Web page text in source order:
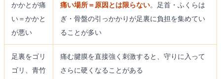
かかとが痛
い＝かかと
が悪い
痛い場所＝原因とは限らない。足首・ふくらは
ぎ・骨盤の引っかかりが足裏に負担を集めてい
ることが多い
足裏をゴリ
ゴリ、青竹
痛む腱膜を直接強く刺激すると、守りに入って
さらに硬くなることがある